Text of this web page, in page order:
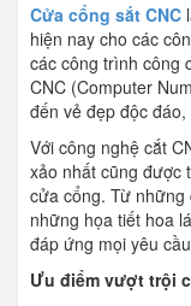
Cửa cổng sắt CNC
hiện nay cho các
các công trình công
CNC (Computer
đến vẻ đẹp độc
Với công nghệ cắt
xảo nhất cũng được
cửa cổng. Từ những
những họa tiết hoa
đáp ứng mọi yêu
Ưu điểm vượt trội